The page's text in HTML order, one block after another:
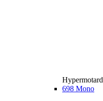
Hypermotard
698 Mono